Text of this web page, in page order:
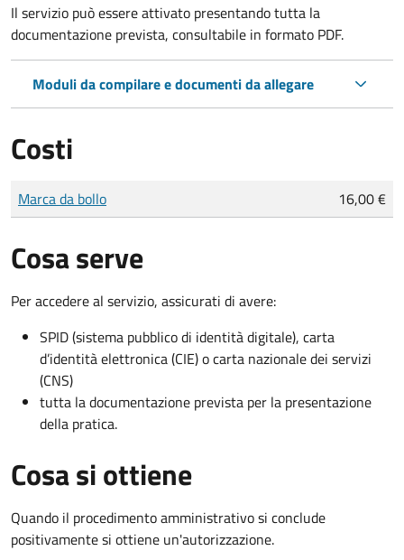
Il servizio può essere attivato presentando tutta la
documentazione prevista, consultabile in formato PDF.
Moduli da compilare e documenti da allegare
Costi
Tipo di pagamento
Importo
Marca da bollo 16,00 €
Cosa serve
Per accedere al servizio, assicurati di avere:
SPID (sistema pubblico di identità digitale), carta
d’identità elettronica (CIE) o carta nazionale dei servizi
(CNS)
tutta la documentazione prevista per la presentazione
della pratica.
Cosa si ottiene
Quando il procedimento amministrativo si conclude
positivamente si ottiene un'autorizzazione.